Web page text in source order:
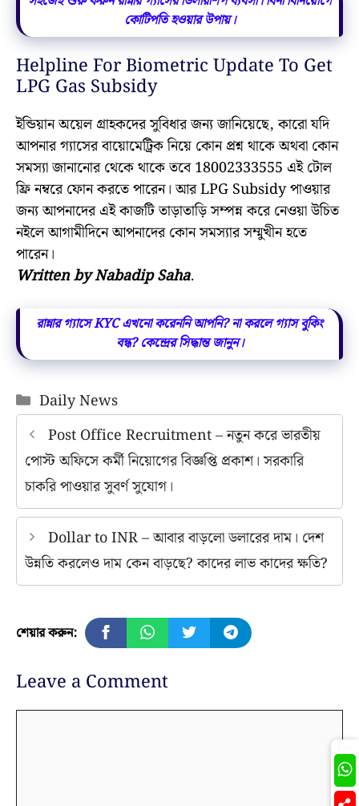
কোটিপতি হওয়ার উপায়।
Helpline For Biometric Update To Get
LPG Gas Subsidy
ইন্ডিয়ান অয়েল গ্রাহকদের সুবিধার জন্য জানিয়েছে, কারো যদি
আপনার গ্যাসের বায়োমেট্রিক নিয়ে কোন প্রশ্ন থাকে অথবা কোন
সমস্যা জানানোর থেকে থাকে তবে 18002333555 এই টোল
ফ্রি নম্বরে ফোন করতে পারেন। আর LPG Subsidy পাওয়ার
জন্য আপনাদের এই কাজটি তাড়াতাড়ি সম্পন্ন করে নেওয়া উচিত
নইলে আগামীদিনে আপনাদের কোন সমস্যার সম্মুখীন হতে
পারেন।
Written by Nabadip Saha.
রান্নার গ্যাসে KYC এখনো করেননি আপনি? না করলে গ্যাস বুকিং
বন্ধ? কেন্দ্রের সিদ্ধান্ত জানুন।
Categories
Daily News
Post Office Recruitment – নতুন করে ভারতীয়
পোস্ট অফিসে কর্মী নিয়োগের বিজ্ঞপ্তি প্রকাশ। সরকারি
চাকরি পাওয়ার সুবর্ণ সুযোগ।
Dollar to INR – আবার বাড়লো ডলারের দাম। দেশ
উন্নতি করলেও দাম কেন বাড়ছে? কাদের লাভ কাদের ক্ষতি?
শেয়ার করুন:
Leave a Comment